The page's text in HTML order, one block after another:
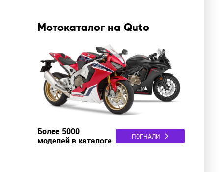
Мотокаталог на Quto
Более 5000
моделей в каталоге
ПОГНАЛИ